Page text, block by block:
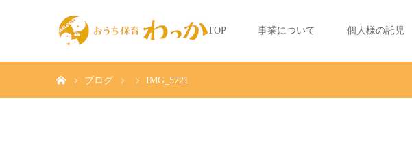
TOP 事業について 個人様の託児
ブログ IMG_5721